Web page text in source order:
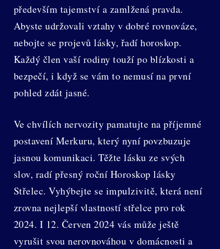
především tajemství a zamlžená pravda.
Abyste udržovali vztahy v dobré rovnováze,
nebojte se projevů lásky, řadí horoskop.
Každý člen vaší rodiny touží po blízkosti a
bezpečí, i když se vám to nemusí na první
pohled zdát jasné.
Ve chvílích nervozity pamatujte na příjemné
postavení Merkuru, který nyní povzbuzuje
jasnou komunikaci. Těžte lásku ze svých
slov, radí přesný roční Horoskop lásky
Střelec. Vyhýbejte se impulzivitě, která není
zrovna nejlepší vlastností střelce pro rok
2024. I 12. Červen 2024 vás může ještě
vyrušit svou nerovnováhou v domácnosti a